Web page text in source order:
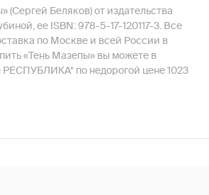
(Сергей Беляков) от издательства
ее ISBN: 978-5-17-120117-3. Все
по Москве и всей России в
«Тень Мазепы» вы можете в
РЕСПУБЛИКА* по недорогой цене 1023